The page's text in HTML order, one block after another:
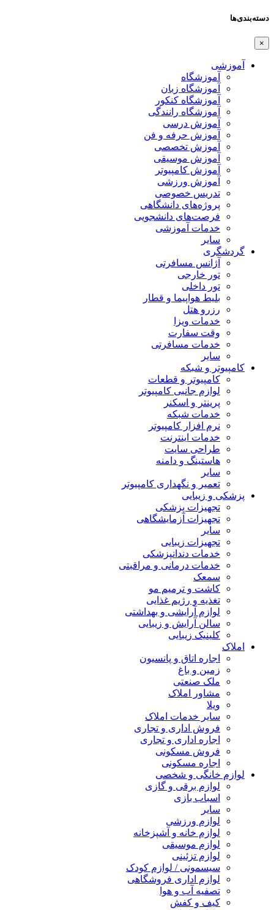
دسته‌بندی‌ها
×
آموزشی
آموزشگاه
آموزشگاه زبان
آموزشگاه کنکور
آموزشگاه رانندگی
آموزش درسی
آموزش حرفه و فن
آموزش تخصصی
آموزش موسیقی
آموزش کامپیوتر
آموزش ورزشی
تدریس خصوصی
پروژه‌های دانشگاهی
فرصت‌های دانشجویی
خدمات آموزشی
سایر
گردشگری
آژانس مسافرتی
تور خارجی
تور داخلی
بلیط هواپیما و قطار
رزرو هتل
خدمات ویزا
وقت سفارت
خدمات مسافرتی
سایر
کامپیوتر و شبکه
کامپیوتر و قطعات
لوازم جانبی کامپیوتر
پرینتر و اسکنر
خدمات شبکه
نرم افزار کامپیوتر
خدمات اینترنت
طراحی سایت
هاستینگ و دامنه
سایر
تعمیر و نگهداری کامپیوتر
پزشکی و زیبایی
تجهیزات پزشکی
تجهیزات آزمایشگاهی
سایر
تجهیزات زیبایی
خدمات دندانپزشکی
خدمات درمانی و مراقبتی
سمعک
کاشت و ترمیم مو
تغذیه و رژیم غذایی
لوازم آرایشی و بهداشتی
سالن آرایش و زیبایی
کلینیک زیبایی
املاک
اجاره اتاق و پانسیون
زمین و باغ
ملک صنعتی
مشاور املاک
ویلا
سایر خدمات املاک
فروش اداری و تجاری
اجاره اداری و تجاری
فروش مسکونی
اجاره مسکونی
لوازم خانگی و شخصی
لوازم برقی و گازی
اسباب بازی
سایر
لوازم ورزشی
لوازم خانه و آشپزخانه
لوازم موسیقی
لوازم تزئینی
سیسمونی / لوازم کودک
لوازم اداری فروشگاهی
تصفیه آب و هوا
کیف و کفش